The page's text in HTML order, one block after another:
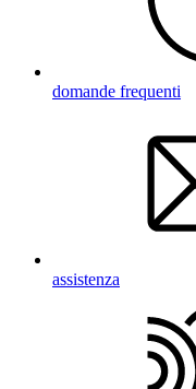
domande frequenti
assistenza